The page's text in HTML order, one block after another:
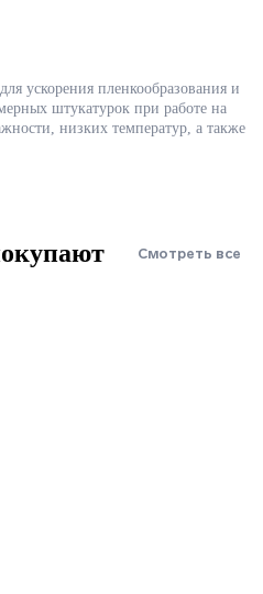
ускорения пленкообразования и
штукатурок при работе на
низких температур, а также
Смотреть все